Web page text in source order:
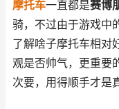
摩托车一直都是赛博
骑，不过由于游戏中
了解啥子摩托车相对
观是否帅气，更重要
次要，用得顺手才是